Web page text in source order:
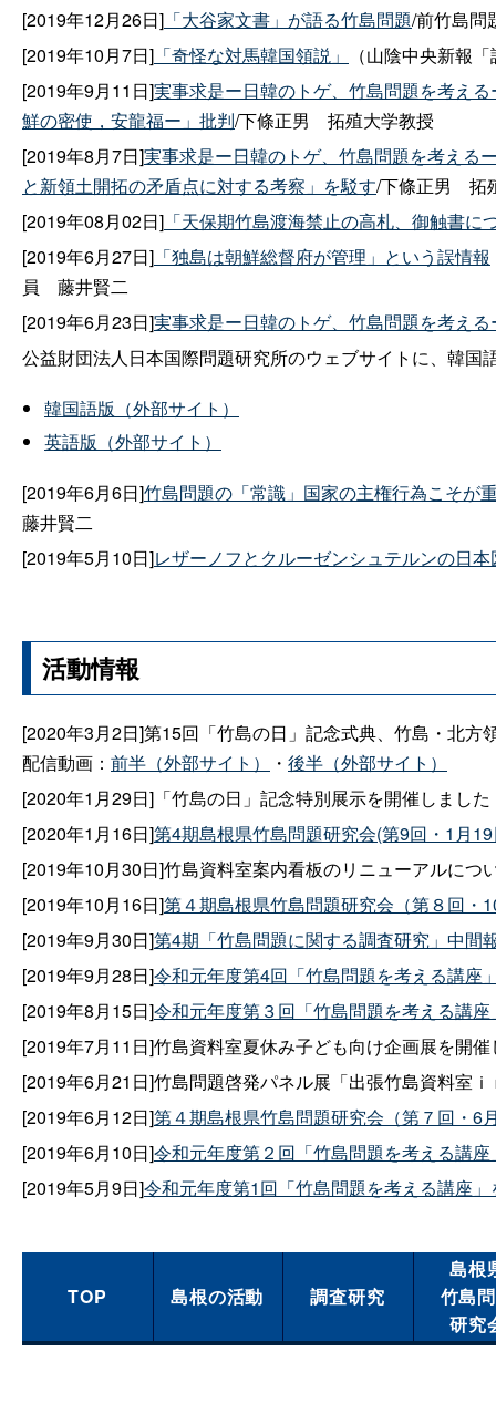
[2019年12月26日] 「大谷家文書」が語る竹島問題/前竹島問
[2019年10月7日] 「奇怪な対馬韓国領説」
（山陰中央新報
[2019年9月11日]実事求是ー日韓のトゲ、竹島問題を考え
鮮の密使，安龍福ー」批判/下條正男 拓殖大学教授
[2019年8月7日]実事求是ー日韓のトゲ、竹島問題を考える
と新領土開拓の矛盾点に対する考察」を駁す/下條正男 拓
[2019年08月02日] 「天保期竹島渡海禁止の高札、御触書に
[2019年6月27日] 「独島は朝鮮総督府が管理」という誤情報
員 藤井賢二
[2019年6月23日]実事求是ー日韓のトゲ、竹島問題を考え
公益財団法人日本国際問題研究所のウェブサイトに、韓国
韓国語版（外部サイト）
英語版（外部サイト）
[2019年6月6日]竹島問題の「常識」国家の主権行為こそが
藤井賢二
[2019年5月10日]レザーノフとクルーゼンシュテルンの日本
活動情報
[2020年3月2日]第15回「竹島の日」記念式典、竹島・北
配信動画： 前半（外部サイト） ・ 後半（外部サイト）
[2020年1月29日]「竹島の日」記念特別展示を開催しました
[2020年1月16日]第4期島根県竹島問題研究会(第9回・1月
[2019年10月30日]竹島資料室案内看板のリニューアルにつ
[2019年10月16日]第４期島根県竹島問題研究会（第８回・
[2019年9月30日]第4期「竹島問題に関する調査研究」中間
[2019年9月28日]令和元年度第4回「竹島問題を考える講座
[2019年8月15日]令和元年度第３回「竹島問題を考える講
[2019年7月11日]竹島資料室夏休み子ども向け企画展を開
[2019年6月21日]竹島問題啓発パネル展「出張竹島資料室
[2019年6月12日]第４期島根県竹島問題研究会（第７回・6
[2019年6月10日]令和元年度第２回「竹島問題を考える講
[2019年5月9日]令和元年度第1回「竹島問題を考える講座
TOP 島根の活動 調査研究
島根
竹島
研究